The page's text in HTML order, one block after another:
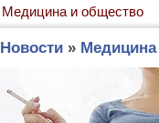
Медицина и общество
Новости»